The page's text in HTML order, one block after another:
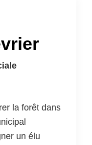
la forêt dans
un élu